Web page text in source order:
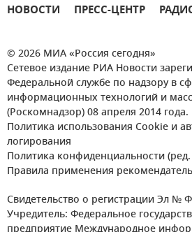
НОВОСТИ ПРЕСС-ЦЕНТР
© 2026 МИА «Россия сегодня»
Сетевое издание РИА Новости
Федеральной службе по надзору в
информационных технологий и
(Роскомнадзор) 08 апреля 2014 года.
Политика использования Cookie и
логирования
Политика конфиденциальности (ред.
Правила применения
Свидетельство о регистрации Эл №
Учредитель: Федеральное